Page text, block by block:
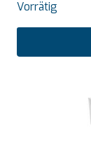
Vorrätig